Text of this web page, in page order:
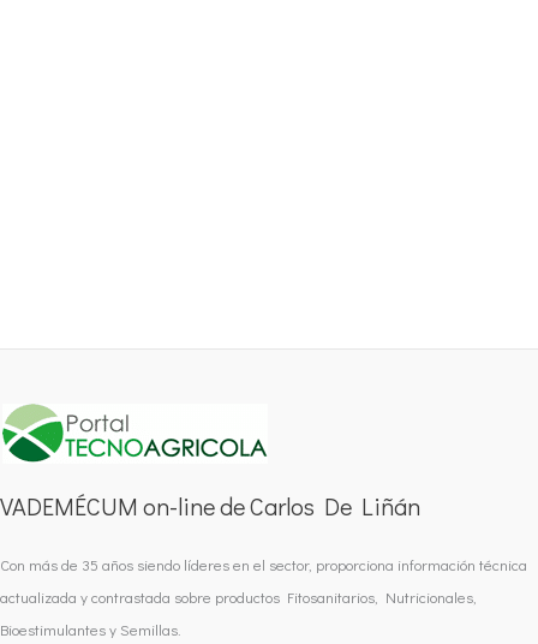
VADEMÉCUM on-line de Carlos De Liñán
Con más de 35 años siendo líderes en el sector, proporciona información técnica
actualizada y contrastada sobre productos Fitosanitarios, Nutricionales,
Bioestimulantes y Semillas.